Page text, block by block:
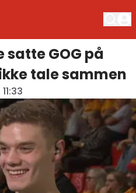
GOG på
tale sammen